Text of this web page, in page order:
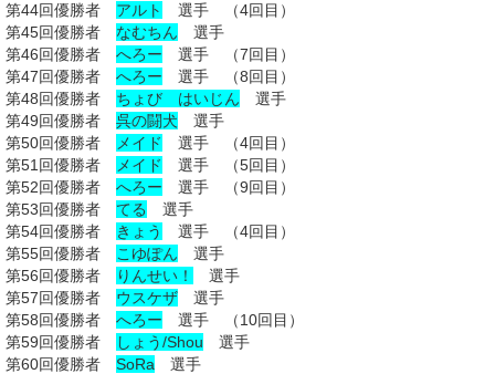
第44回優勝者 アルト
選手 （4回目）
第45回優勝者 なむちん 選手
第46回優勝者 へろー 選手 （7回目）
第47回優勝者 へろー 選手 （8回目）
第48回優勝者 ちょび はいじん 選手
第49回優勝者 呉の闘犬 選手
第50回優勝者
メイド
選手 （4回目）
第51回優勝者
メイド
選手 （5回目）
第52回優勝者 へろー 選手 （9回目）
第53回優勝者 てる
選手
第54回優勝者
きょう
選手 （4回目）
第55回優勝者
こゆぽん 選手
第56回優勝者
りんせい！
選手
第57回優勝者 ウスケザ 選手
第58回優勝者 へろー 選手 （10回目）
第59回優勝者
しょう/Shou 選手
第60回優勝者 SoRa 選手